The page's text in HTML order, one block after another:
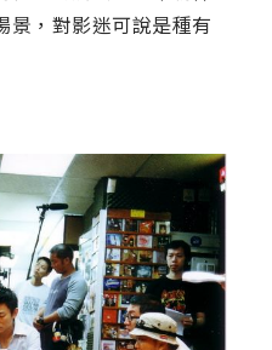
景，對影迷可說是種有